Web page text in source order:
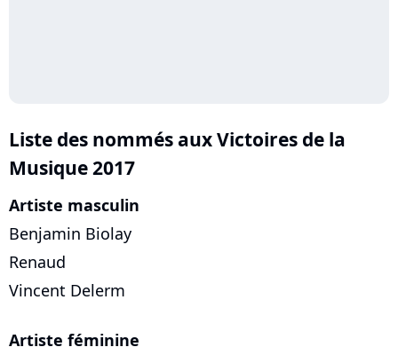
Liste des nommés aux Victoires de la
Musique 2017
Artiste masculin
Benjamin Biolay
Renaud
Vincent Delerm
Artiste féminine